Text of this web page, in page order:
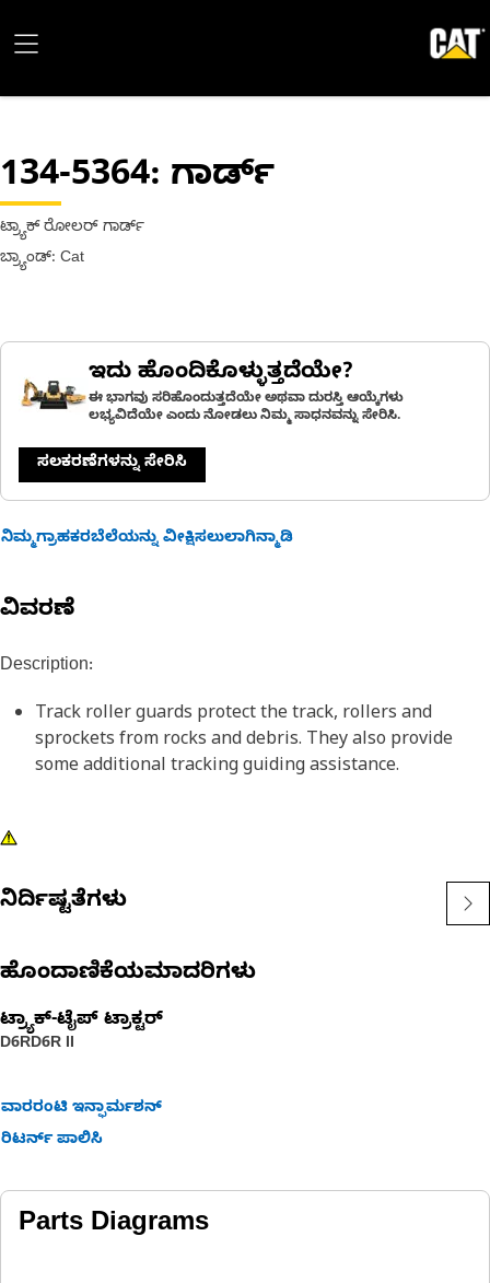
134-5364: ಗಾರ್ಡ್
ಟ್ರ್ಯಾಕ್ ರೋಲರ್ ಗಾರ್ಡ್
ಬ್ರ್ಯಾಂಡ್: Cat
ಇದು ಹೊಂದಿಕೊಳ್ಳುತ್ತದೆಯೇ?
ಈ ಭಾಗವು ಸರಿಹೊಂದುತ್ತದೆಯೇ ಅಥವಾ ದುರಸ್ತಿ ಆಯ್ಕೆಗಳು
ಲಭ್ಯವಿದೆಯೇ ಎಂದು ನೋಡಲು ನಿಮ್ಮ ಸಾಧನವನ್ನು ಸೇರಿಸಿ.
ಸಲಕರಣೆಗಳನ್ನು ಸೇರಿಸಿ
ನಿಮ್ಮಗ್ರಾಹಕರಬೆಲೆಯನ್ನು ವೀಕ್ಷಿಸಲುಲಾಗಿನ್ಮಾಡಿ
ವಿವರಣೆ
Description:
Track roller guards protect the track, rollers and
sprockets from rocks and debris. They also provide
some additional tracking guiding assistance.
ನಿರ್ದಿಷ್ಟತೆಗಳು
ಹೊಂದಾಣಿಕೆಯಮಾದರಿಗಳು
ಟ್ರ್ಯಾಕ್-ಟೈಪ್ ಟ್ರಾಕ್ಟರ್
D6RD6R II
ವಾರರಂಟಿ ಇನ್ಫಾರ್ಮಶನ್
ರಿಟರ್ನ್ ಪಾಲಿಸಿ
Parts Diagrams